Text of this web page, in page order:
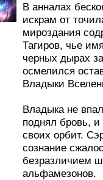
В анналах
искрам от
мироздания
Тагиров, чье
черных дырах
осмелился
Владыки
Владыка не
поднял бровь,
своих орбит.
сознание
безразличием
альфамезонов.